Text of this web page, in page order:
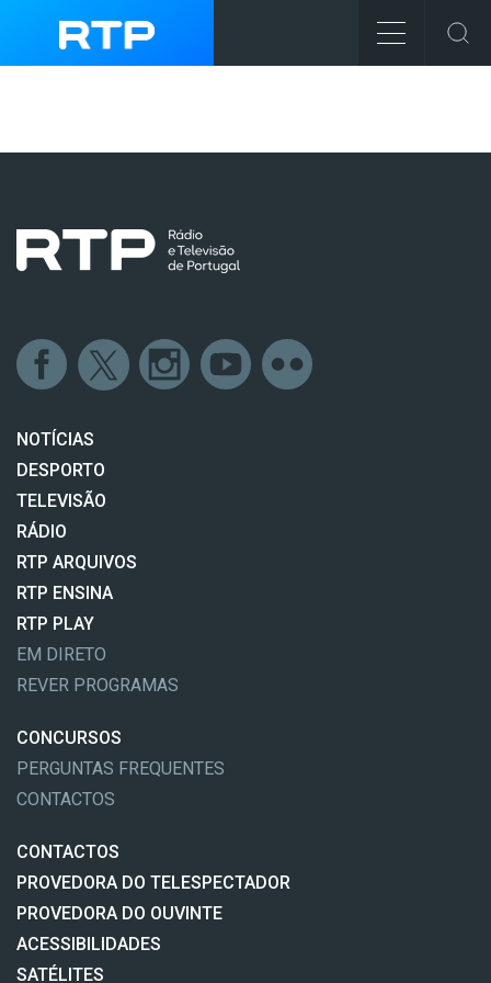
NOTÍCIAS
DESPORTO
TELEVISÃO
RÁDIO
RTP ARQUIVOS
RTP ENSINA
RTP PLAY
EM DIRETO
REVER PROGRAMAS
CONCURSOS
PERGUNTAS FREQUENTES
CONTACTOS
CONTACTOS
PROVEDORA DO TELESPECTADOR
PROVEDORA DO OUVINTE
ACESSIBILIDADES
SATÉLITES